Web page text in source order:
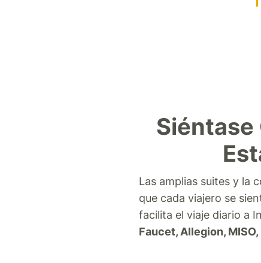
Siéntase
Las amplias suites y la
que cada viajero se
facilita el viaje diario a
Faucet, Allegion,